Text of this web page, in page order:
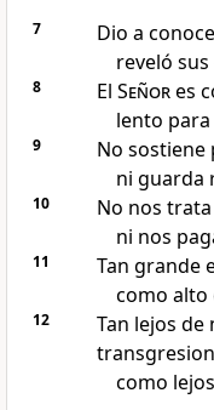
7
Dio a
reveló
8 El Señores
lento
9
No sostiene
ni guarda
10
No nos
ni nos
11
Tan grande
como alto
12
Tan lejos
como